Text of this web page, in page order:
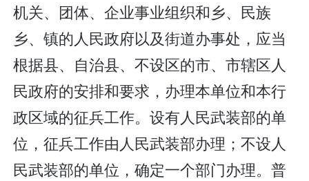
机关、团体、企业事业组织和乡、民族
乡、镇的人民政府以及街道办事处，应当
根据县、自治县、不设区的市、市辖区人
民政府的安排和要求，办理本单位和本行
政区域的征兵工作。设有人民武装部的单
位，征兵工作由人民武装部办理；不设人
民武装部的单位，确定一个部门办理。普